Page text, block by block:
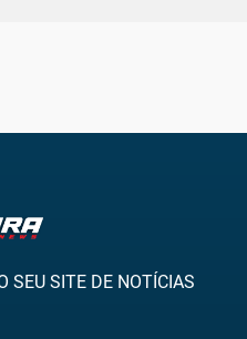
SEU SITE DE NOTÍCIAS